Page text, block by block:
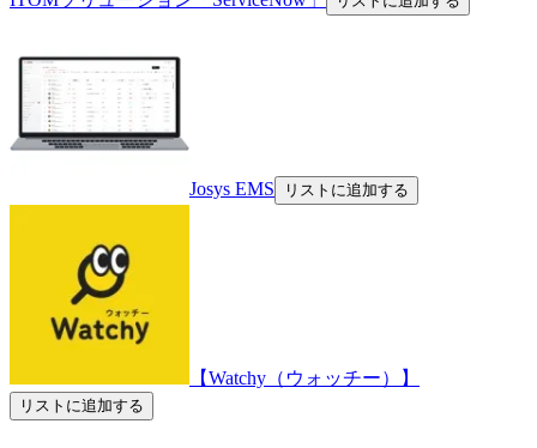
Josys EMS リストに追加する
【Watchy（ウォッチー）】
リストに追加する